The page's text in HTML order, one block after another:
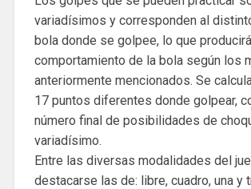
variadísimos y corresponden al
bola donde se golpee, lo que
comportamiento de la bola según los
anteriormente mencionados. Se
17 puntos diferentes donde golpear,
número final de posibilidades de
variadísimo.
Entre las diversas modalidades del
destacarse las de: libre, cuadro, una y